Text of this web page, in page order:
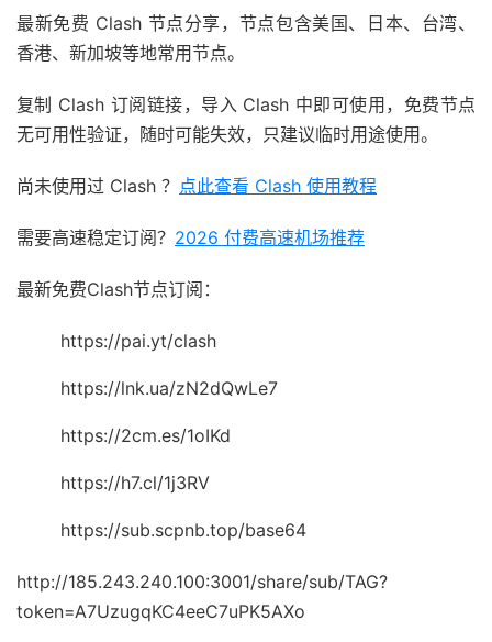
最新免费 Clash 节点分享，节点包含美国、日本、台湾、
香港、新加坡等地常用节点。
复制 Clash 订阅链接，导入 Clash 中即可使用，免费节点
无可用性验证，随时可能失效，只建议临时用途使用。
尚未使用过 Clash ？ 点此查看 Clash 使用教程
需要高速稳定订阅？ 2026 付费高速机场推荐
最新免费Clash节点订阅：
https://pai.yt/clash
https://lnk.ua/zN2dQwLe7
https://2cm.es/1oIKd
https://h7.cl/1j3RV
https://sub.scpnb.top/base64
http://185.243.240.100:3001/share/sub/TAG?
token=A7UzugqKC4eeC7uPK5AXo